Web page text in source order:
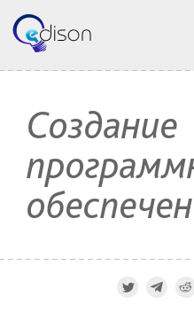
Создание